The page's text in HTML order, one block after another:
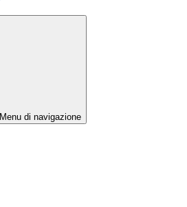
Menu di navigazione